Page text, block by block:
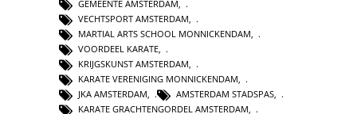
GEMEENTE AMSTERDAM
VECHTSPORT AMSTERDAM
MARTIAL ARTS SCHOOL MONNICKENDAM
VOORDEEL KARATE
KRIJGSKUNST AMSTERDAM
KARATE VERENIGING MONNICKENDAM
JKA AMSTERDAM, AMSTERDAM STADSPAS,
KARATE GRACHTENGORDEL AMSTERDAM,